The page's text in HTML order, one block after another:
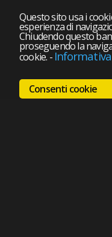
Questo sito usa i
esperienza di
Chiudendo questo
proseguendo la
cookie. -
Consenti cookie